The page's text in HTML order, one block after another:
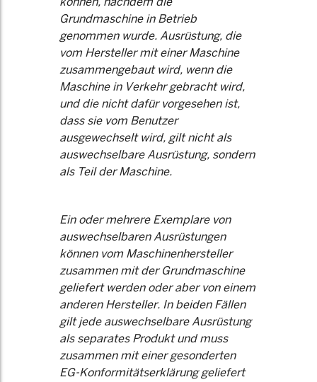
Grundmaschine in Betrieb
genommen wurde. Ausrüstung, die
vom Hersteller mit einer Maschine
zusammengebaut wird, wenn die
Maschine in Verkehr gebracht wird,
und die nicht dafür vorgesehen ist,
dass sie vom Benutzer
ausgewechselt wird, gilt nicht als
auswechselbare Ausrüstung, sondern
als Teil der Maschine.
Ein oder mehrere Exemplare von
auswechselbaren Ausrüstungen
können vom Maschinenhersteller
zusammen mit der Grundmaschine
geliefert werden oder aber von einem
anderen Hersteller. In beiden Fällen
gilt jede auswechselbare Ausrüstung
als separates Produkt und muss
zusammen mit einer gesonderten
EG-Konformitätserklärung geliefert